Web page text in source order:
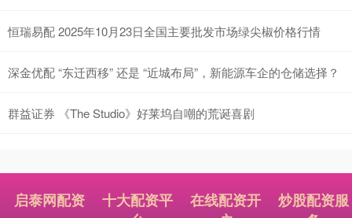
恒瑞易配 2025年10月23日全国主要批发市场绿尖椒价格行情
深金优配 “东迁西移” 还是 “近城布局”，新能源车企的仓储选择？
群益证券 《The Studio》好莱坞自嘲的荒诞喜剧
启泰网配资
十大配资平
在线配资开
炒股配资服